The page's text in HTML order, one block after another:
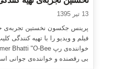
13 تیر 1395
پرینس جکسون نخستین تجربه‌ی
فیلم و ویدیو را با تهیه کنندگی
بی رقصنده و خواننده‌ی جوانی